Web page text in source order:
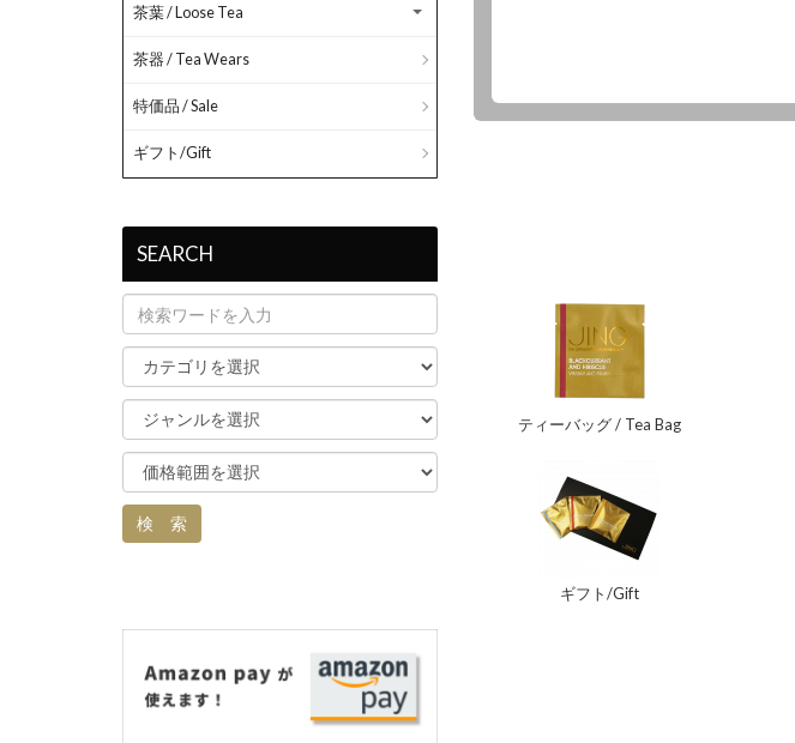
ティーバッグ / Tea Bag
ギフト/Gift
茶葉 / Loose Tea
茶器 / Tea Wears
特価品 / Sale
ギフト/Gift
SEARCH